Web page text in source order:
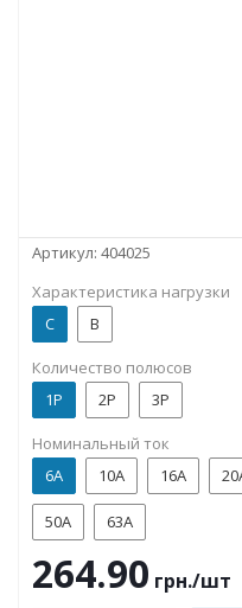
Артикул: 404025
Характеристика нагрузки
C
B
Количество полюсов
1P
2P 3P
Номинальный ток
6А
10А 16А
50А 63А
264.90 грн./шт